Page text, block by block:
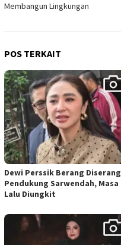
Membangun Lingkungan
POS TERKAIT
Dewi Perssik Berang Diserang
Pendukung Sarwendah, Masa
Lalu Diungkit